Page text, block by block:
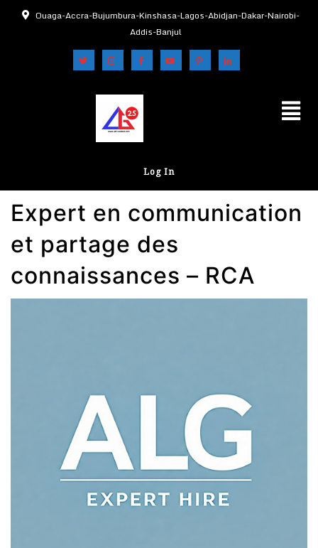
Ouaga-Accra-Bujumbura-Kinshasa-Lagos-Abidjan-Dakar-Nairobi-
Addis-Banjul
Log In
Expert en communication
et partage des
connaissances – RCA